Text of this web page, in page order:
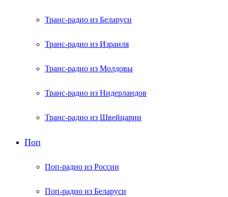
Транс-радио из Беларуси
Транс-радио из Израиля
Транс-радио из Молдовы
Транс-радио из Нидерландов
Транс-радио из Швейцарии
Поп
Поп-радио из России
Поп-радио из Беларуси